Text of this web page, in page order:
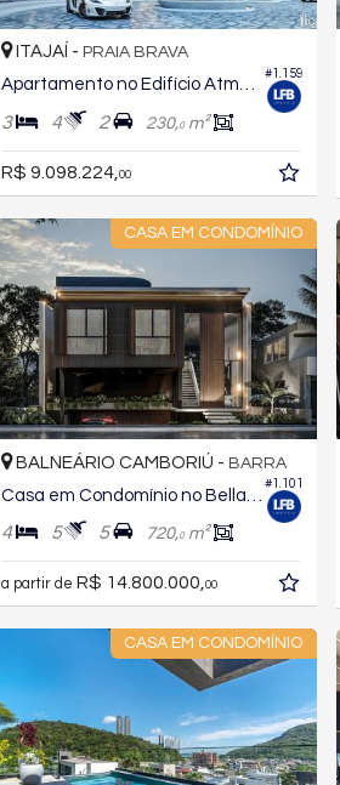
#1.159
ITAJAÍ - PRAIA BRAVA
Apartamento no Edifício Atmosphere Home Spa
3 4 2 230,0m²
R$ 9.098.224, 00
CASA EM CONDOMÍNIO
#1.101
BALNEÁRIO CAMBORIÚ - BARRA
4 5 5 720,0m²
a partir de R$ 14.800.000, 00
CASA EM CONDOMÍNIO